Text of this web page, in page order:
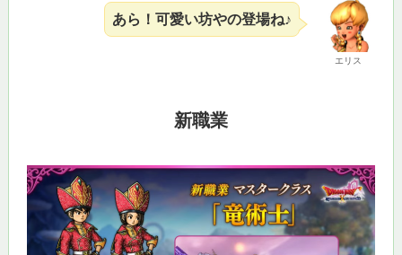
エリス
あら！可愛い坊やの登場ね♪
新職業